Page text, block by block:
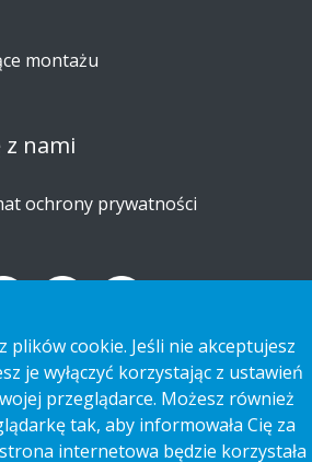
montażu
nami
ochrony prywatności
Display AB. All rights reserved.
plików cookie. Jeśli nie akceptujesz
je wyłączyć korzystając z ustawień
przeglądarce. Możesz również
tak, aby informowała Cię za
internetowa będzie korzystała